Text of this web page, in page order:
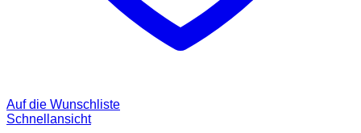
Auf die Wunschliste
Schnellansicht